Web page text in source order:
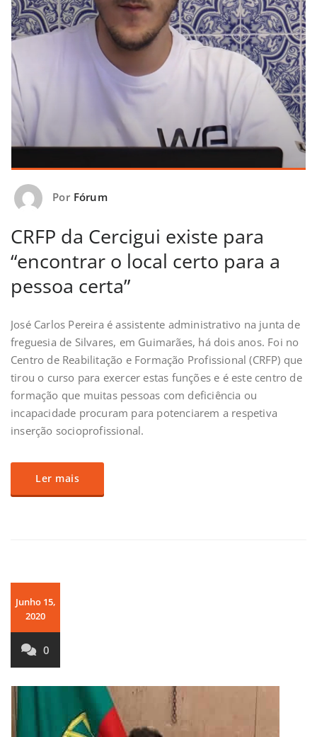
Por Fórum
CRFP da Cercigui existe para
“encontrar o local certo para a
pessoa certa”
José Carlos Pereira é assistente administrativo na junta de
freguesia de Silvares, em Guimarães, há dois anos. Foi no
Centro de Reabilitação e Formação Profissional (CRFP) que
tirou o curso para exercer estas funções e é este centro de
formação que muitas pessoas com deficiência ou
incapacidade procuram para potenciarem a respetiva
inserção socioprofissional.
Ler mais
Junho 15,
2020
0